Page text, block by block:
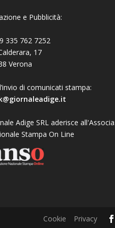
e Pubblicità:
335 762 7252
17
Verona
di comunicati stampa:
Adige SRL aderisce
Stampa On Line
Cookie Privacy